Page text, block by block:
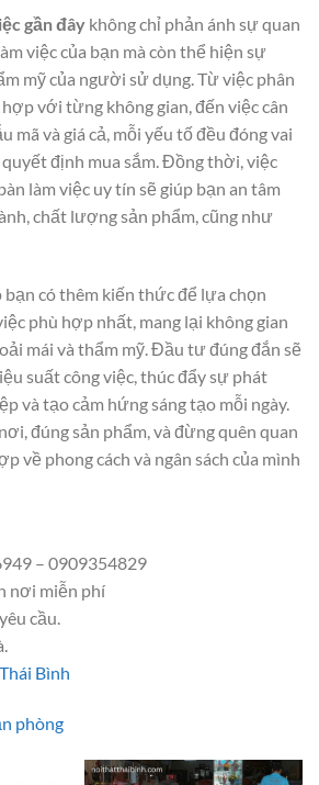
gần đây không chỉ phản ánh sự quan
việc của bạn mà còn thể hiện sự
mỹ của người sử dụng. Từ việc phân
với từng không gian, đến việc cân
mã và giá cả, mỗi yếu tố đều đóng vai
định mua sắm. Đồng thời, việc
làm việc uy tín sẽ giúp bạn an tâm
chất lượng sản phẩm, cũng như
bạn có thêm kiến thức để lựa chọn
phù hợp nhất, mang lại không gian
mái và thẩm mỹ. Đầu tư đúng đắn sẽ
suất công việc, thúc đẩy sự phát
và tạo cảm hứng sáng tạo mỗi ngày.
đúng sản phẩm, và đừng quên quan
về phong cách và ngân sách của mình
– 0909354829
nơi miễn phí
cầu.
Bình
phòng